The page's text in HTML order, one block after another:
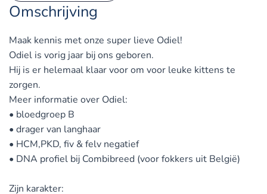
Omschrijving
Maak kennis met onze super lieve Odiel!
Odiel is vorig jaar bij ons geboren.
Hij is er helemaal klaar voor om voor leuke kittens te
zorgen.
Meer informatie over Odiel:
• bloedgroep B
• drager van langhaar
• HCM,PKD, fiv & felv negatief
• DNA profiel bij Combibreed (voor fokkers uit België)
Zijn karakter: